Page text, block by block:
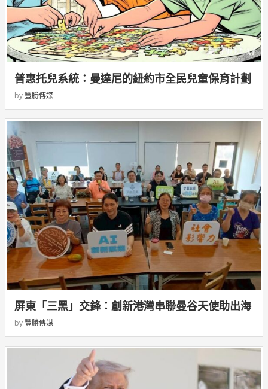
普惠托兒系統：曼達尼的紐約市全民兒童保育計劃
by 豐勝傳媒
屏東「三黑」交鋒：創新港灣串聯曼谷天使助出海
by 豐勝傳媒